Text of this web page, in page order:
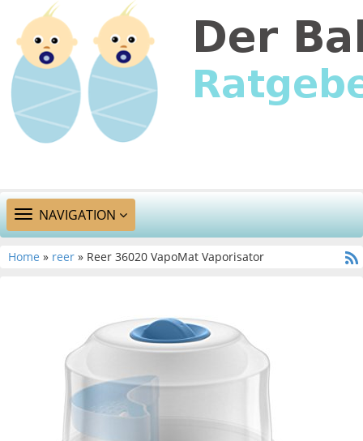
TOGGLE
NAVIGATION
NAVIGATION
Home » reer » Reer 36020 VapoMat Vaporisator